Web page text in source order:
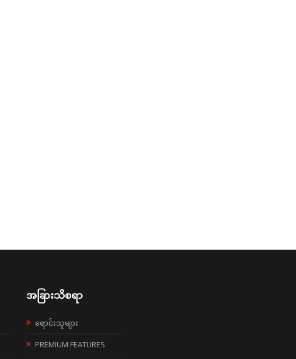
အခြားသိစရာ
ရောင်းသူများ
PREMIUM FEATURES